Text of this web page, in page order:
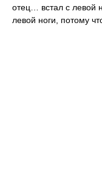
отец… встал с левой
левой ноги, потому